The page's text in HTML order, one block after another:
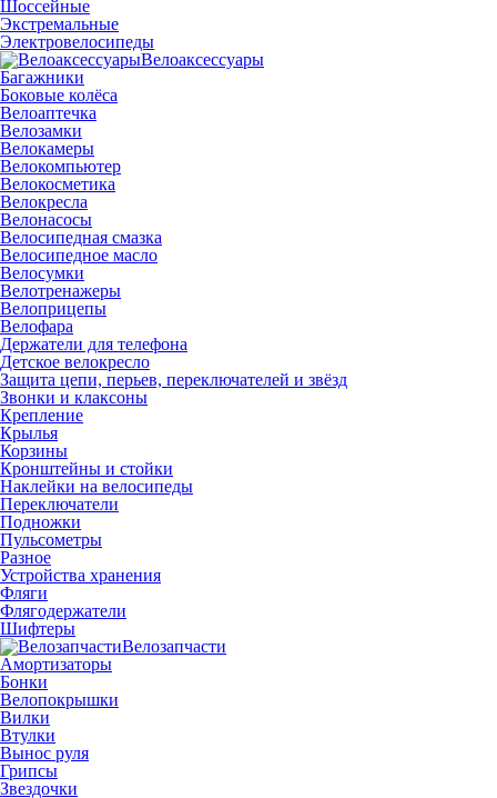
Шоссейные
Экстремальные
Электровелосипеды
Велоаксессуары
Багажники
Боковые колёса
Велоаптечка
Велозамки
Велокамеры
Велокомпьютер
Велокосметика
Велокресла
Велонасосы
Велосипедная смазка
Велосипедное масло
Велосумки
Велотренажеры
Велоприцепы
Велофара
Держатели для телефона
Детское велокресло
Защита цепи, перьев, переключателей и звёзд
Звонки и клаксоны
Крепление
Крылья
Корзины
Кронштейны и стойки
Наклейки на велосипеды
Переключатели
Подножки
Пульсометры
Разное
Устройства хранения
Фляги
Флягодержатели
Шифтеры
Велозапчасти
Амортизаторы
Бонки
Велопокрышки
Вилки
Втулки
Вынос руля
Грипсы
Звездочки